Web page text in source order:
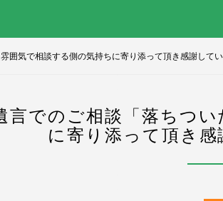
囲気で相談する側の気持ちに寄り添って頂き感謝してい
言でのご相談「落ちつ
に寄り添って頂き感